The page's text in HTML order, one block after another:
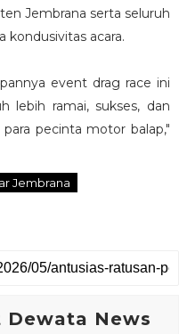
Jembrana serta seluruh
kondusivitas acara.
event drag race ini
lebih ramai, sukses, dan
pecinta motor balap,"
Jembrana
Dewata News